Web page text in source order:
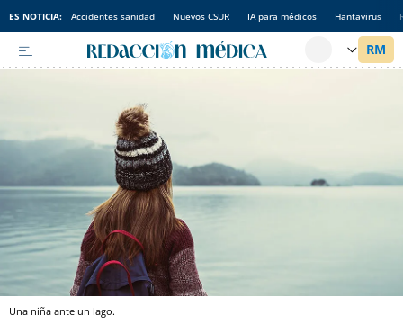
ES NOTICIA: Accidentes sanidad Nuevos CSUR IA para médicos Hantavirus
Una niña ante un lago.